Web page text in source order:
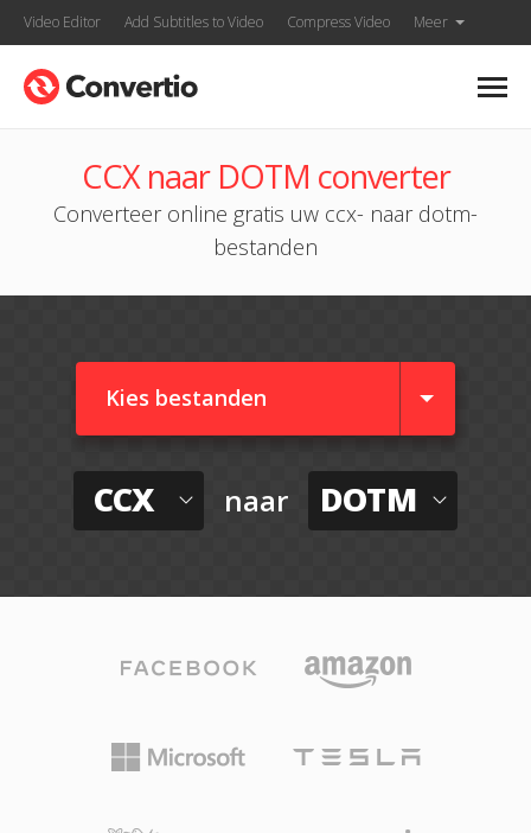
Video Editor Add Subtitles to Video Compress Video Meer
CCX naar DOTM converter
Converteer online gratis uw ccx- naar dotm-
bestanden
Kies bestanden
CCX naar DOTM